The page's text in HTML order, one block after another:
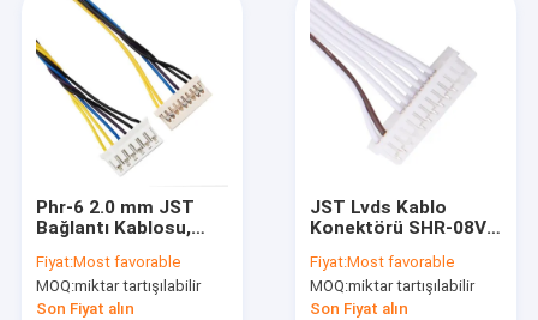
Phr-6 2.0 mm JST
Bağlantı Kablosu,
Koaksiyel Kablo
Fiyat:Most favorable
MOQ:miktar tartışılabilir
Son Fiyat alın
JST Lvds Kablo
Konektörü SHR-08V-
P0.2-H TO Molex
51021-1000 PVC
Fiyat:Most favorable
MOQ:miktar tartışılabilir
Son Fiyat alın